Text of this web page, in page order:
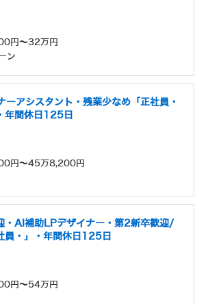
円～32万円
ン
ーアシスタント・残業少なめ「正社員・
年間休日125日
円～45万8,200円
・AI補助LPデザイナー・第2新卒歓迎/
員・」・年間休日125日
円～54万円